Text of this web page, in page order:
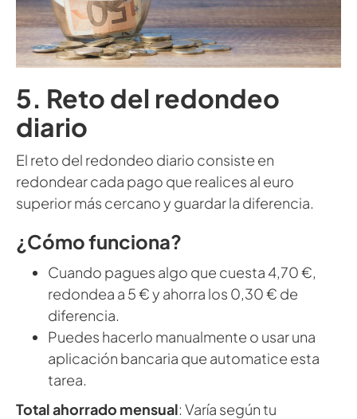
5. Reto del redondeo
diario
El reto del redondeo diario consiste en
redondear cada pago que realices al euro
superior más cercano y guardar la diferencia.
¿Cómo funciona?
Cuando pagues algo que cuesta 4,70 €,
redondea a 5 € y ahorra los 0,30 € de
diferencia.
Puedes hacerlo manualmente o usar una
aplicación bancaria que automatice esta
tarea.
Total ahorrado mensual: Varía según tu